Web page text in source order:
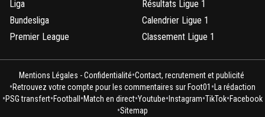
Liga
Bundesliga
Premier League
Résultats Ligue 1
Calendrier Ligue 1
Classement Ligue 1
Mentions Légales - Confidentialité•Contact, recrutement et publicité
•Retrouvez votre compte pour les commentaires sur Foot01 •La rédaction
•PSG transfert•Football •Match en direct•Youtube• Instagram•TikTok•Facebook
•Sitemap